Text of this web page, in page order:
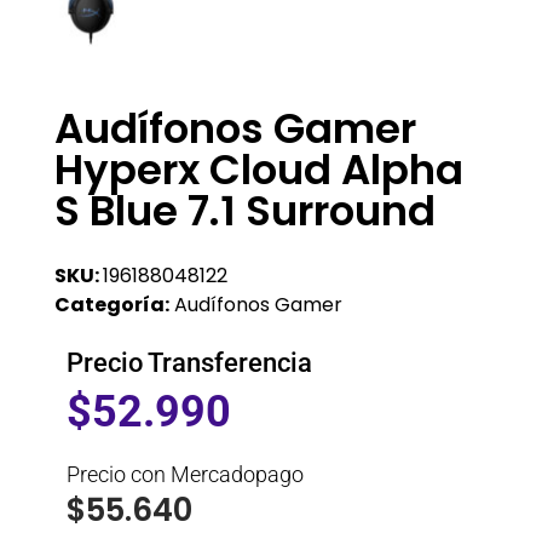
Audífonos Gamer
Hyperx Cloud Alpha
S Blue 7.1 Surround
SKU:196188048122
Categoría:Audífonos Gamer
Precio Transferencia
$52.990
Precio con Mercadopago
$55.640